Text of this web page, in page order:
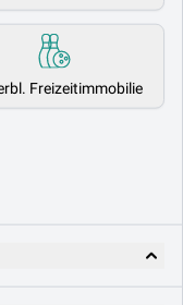
Freizeitimmobilie